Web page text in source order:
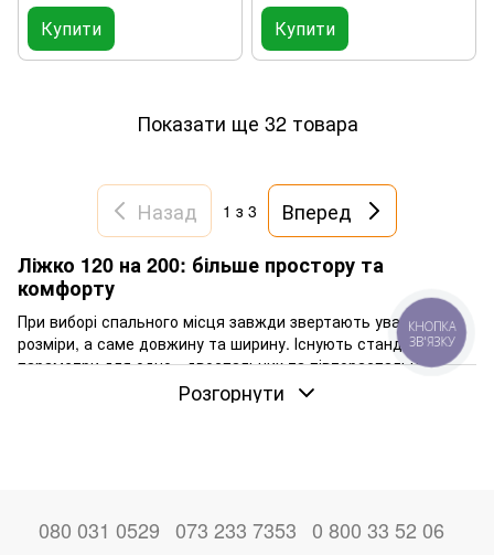
Купити Купити
Показати ще 32 товара
Назад 1 з 3
Вперед
Ліжко 120 на 200: більше простору та
комфорту
При виборі спального місця завжди звертають увагу на
розміри, а саме довжину та ширину. Існують стандартні
параметри для одно-, двоспальних та півтораспальних
ліжок, яких дотримуються всі виробники. Від розміру
залежить, як добре і вільно людина почуватиметься уві сні.
Це проміжний варіант – більш місткий у порівнянні з
Розгорнути
080 031 0529 073 233 7353 0 800 33 52 06
КНОПКА
ЗВ'ЯЗКУ